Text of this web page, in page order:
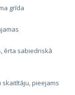
grīda
ērta sabiedriskā
pieejams